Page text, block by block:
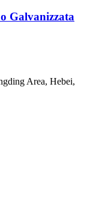
Galvanizzata
Area, Hebei,